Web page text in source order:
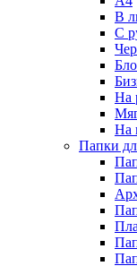
В
С
На
На
Папки